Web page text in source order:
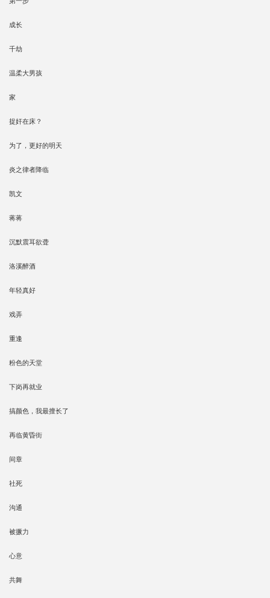
成长
千劫
温柔大男孩
家
捉奸在床？
为了，更好的明天
炎之律者降临
凯文
蒋蒋
沉默震耳欲聋
洛溪醉酒
年轻真好
戏弄
重逢
粉色的天堂
下岗再就业
搞颜色，我最擅长了
再临黄昏街
间章
社死
沟通
被撅力
心意
共舞